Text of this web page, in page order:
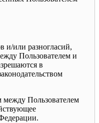
и/или разногласий,
Пользователем и
в
Пользователем